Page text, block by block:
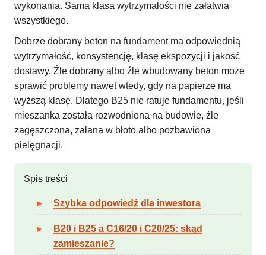
wykonania. Sama klasa wytrzymałości nie załatwia
wszystkiego.
Dobrze dobrany beton na fundament ma odpowiednią
wytrzymałość, konsystencję, klasę ekspozycji i jakość
dostawy. Źle dobrany albo źle wbudowany beton może
sprawić problemy nawet wtedy, gdy na papierze ma
wyższą klasę. Dlatego B25 nie ratuje fundamentu, jeśli
mieszanka została rozwodniona na budowie, źle
zagęszczona, zalana w błoto albo pozbawiona
pielęgnacji.
Spis treści
Szybka odpowiedź dla inwestora
B20 i B25 a C16/20 i C20/25: skąd
zamieszanie?